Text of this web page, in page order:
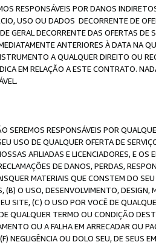
RESPONSÁVEIS POR DANOS
USO OU DADOS DECORRENTE DE
GERAL DECORRENTE DAS OFERTAS
ANTERIORES À DATA NA
A QUALQUER DIREITO OU
EM RELAÇÃO A ESTE CONTRATO.
SEREMOS RESPONSÁVEIS POR
USO DE QUALQUER OFERTA DE
AFILIADAS E LICENCIADORES, E
DE DANOS, PERDAS,
MATERIAIS QUE CONSTEM DO
O USO, DESENVOLVIMENTO,
SITE, (C) O USO POR VOCÊ DE
QUALQUER TERMO OU CONDIÇÃO
OU A FALHA EM ARRECADAR OU
NEGLIGÊNCIA OU DOLO SEU, DE SEUS